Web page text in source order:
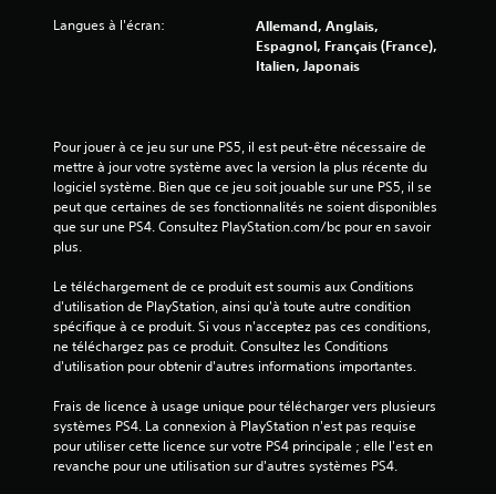
5
5
v
i
s
)
Langues à l'écran:
Allemand, Anglais,
Espagnol, Français (France),
Italien, Japonais
Pour jouer à ce jeu sur une PS5, il est peut-être nécessaire de
mettre à jour votre système avec la version la plus récente du
logiciel système. Bien que ce jeu soit jouable sur une PS5, il se
peut que certaines de ses fonctionnalités ne soient disponibles
que sur une PS4. Consultez PlayStation.com/bc pour en savoir
plus.
Le téléchargement de ce produit est soumis aux Conditions
d'utilisation de PlayStation, ainsi qu'à toute autre condition
spécifique à ce produit. Si vous n'acceptez pas ces conditions,
ne téléchargez pas ce produit. Consultez les Conditions
d'utilisation pour obtenir d'autres informations importantes.
Frais de licence à usage unique pour télécharger vers plusieurs
systèmes PS4. La connexion à PlayStation n'est pas requise
pour utiliser cette licence sur votre PS4 principale ; elle l'est en
revanche pour une utilisation sur d'autres systèmes PS4.